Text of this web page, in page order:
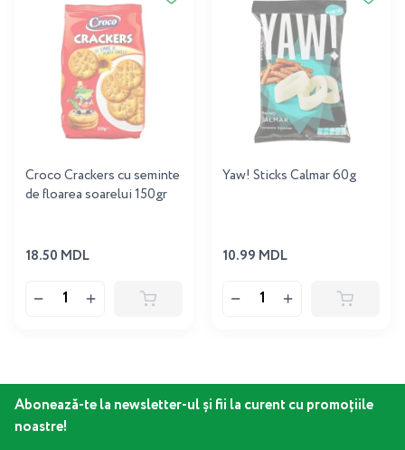
Croco Crackers cu seminte
de floarea soarelui 150gr
18.50 MDL
Yaw! Sticks Calmar 60g
10.99 MDL
Abonează-te la newsletter-ul și fii la curent cu promoțiile
noastre!